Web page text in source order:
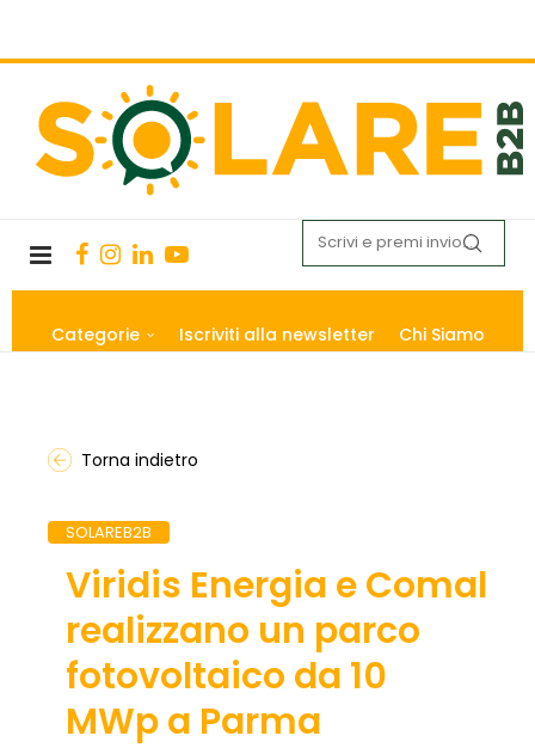
Categorie Iscriviti alla newsletter Chi Siamo
Torna indietro
SOLAREB2B
Viridis Energia e Comal
realizzano un parco
fotovoltaico da 10
MWp a Parma